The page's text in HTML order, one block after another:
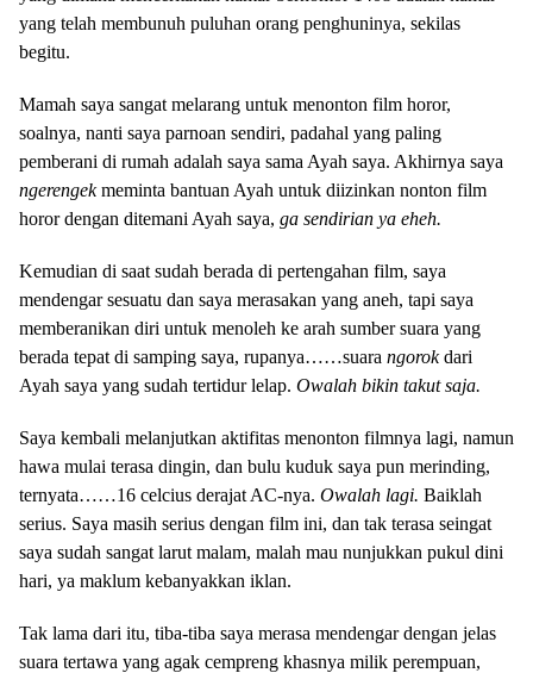
yang telah membunuh puluhan orang penghuninya, sekilas
begitu.
Mamah saya sangat melarang untuk menonton film horor,
soalnya, nanti saya parnoan sendiri, padahal yang paling
pemberani di rumah adalah saya sama Ayah saya. Akhirnya saya
ngerengekmeminta bantuan Ayah untuk diizinkan nonton film
horor dengan ditemani Ayah saya, ga sendirian ya eheh.
Kemudian di saat sudah berada di pertengahan film, saya
mendengar sesuatu dan saya merasakan yang aneh, tapi saya
memberanikan diri untuk menoleh ke arah sumber suara yang
berada tepat di samping saya, rupanya……suara ngorokdari
Ayah saya yang sudah tertidur lelap. Owalah bikin takut saja.
Saya kembali melanjutkan aktifitas menonton filmnya lagi, namun
hawa mulai terasa dingin, dan bulu kuduk saya pun merinding,
ternyata……16 celcius derajat AC-nya. Owalah lagi. Baiklah
serius. Saya masih serius dengan film ini, dan tak terasa seingat
saya sudah sangat larut malam, malah mau nunjukkan pukul dini
hari, ya maklum kebanyakkan iklan.
Tak lama dari itu, tiba-tiba saya merasa mendengar dengan jelas
suara tertawa yang agak cempreng khasnya milik perempuan,